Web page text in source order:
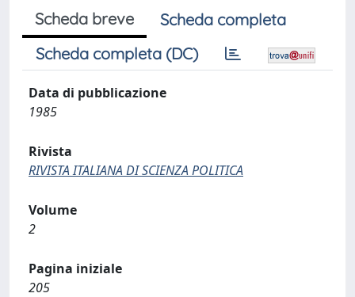
Scheda breve
Scheda completa
Scheda completa (DC)
Data di pubblicazione
1985
Rivista
RIVISTA ITALIANA DI SCIENZA POLITICA
Volume
2
Pagina iniziale
205